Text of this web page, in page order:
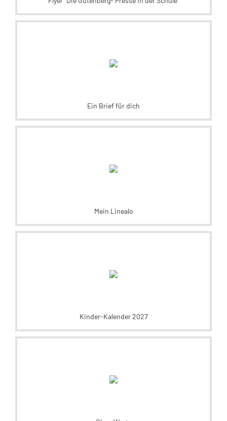
Ein Brief für dich
Mein Linealo
Kinder-Kalender 2027